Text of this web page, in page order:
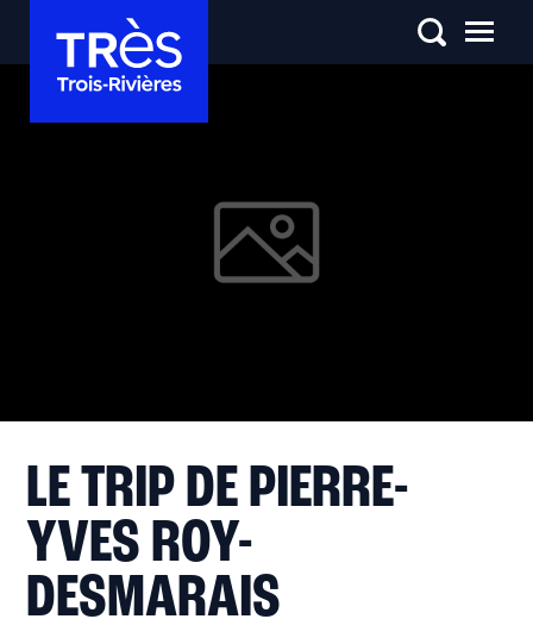
LE TRIP DE PIERRE-
YVES ROY-
DESMARAIS